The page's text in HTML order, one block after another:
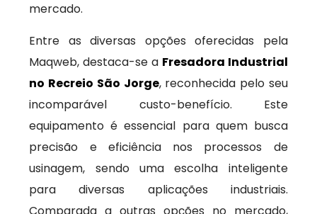
mercado.
Entre as diversas opções oferecidas pela
Maqweb, destaca-se a Fresadora Industrial
no Recreio São Jorge, reconhecida pelo seu
incomparável custo-benefício. Este
equipamento é essencial para quem busca
precisão e eficiência nos processos de
usinagem, sendo uma escolha inteligente
para diversas aplicações industriais.